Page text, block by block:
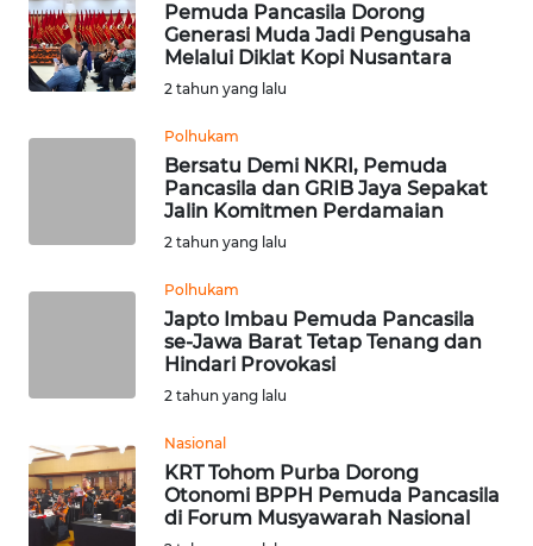
Pemuda Pancasila Dorong
Generasi Muda Jadi Pengusaha
Melalui Diklat Kopi Nusantara
2 tahun yang lalu
Polhukam
Bersatu Demi NKRI, Pemuda
Pancasila dan GRIB Jaya Sepakat
Jalin Komitmen Perdamaian
2 tahun yang lalu
Polhukam
Japto Imbau Pemuda Pancasila
se-Jawa Barat Tetap Tenang dan
Hindari Provokasi
2 tahun yang lalu
Nasional
KRT Tohom Purba Dorong
Otonomi BPPH Pemuda Pancasila
di Forum Musyawarah Nasional
JATENG
WN
WN
KALBAR
WN
KALTENG